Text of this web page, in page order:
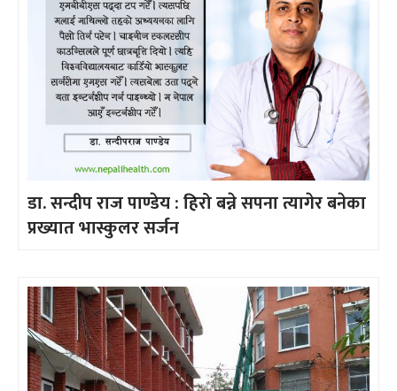
डा. सन्दीप राज पाण्डेय : हिरो बन्ने सपना त्यागेर बनेका
प्रख्यात भास्कुलर सर्जन